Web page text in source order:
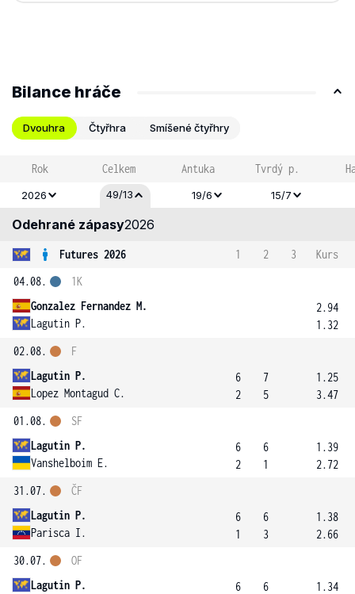
Bilance hráče
Dvouhra Čtyřhra Smíšené čtyřhry
Rok Celkem Antuka Tvrdý p.
2026 49/13 19/6 15/7
Odehrané zápasy2026
Futures 2026 1 2 3
Kurs
04.08.
Gonzalez Fernandez M.
Lagutin P.
1K
2.94
1.32
02.08.
Lagutin P.
Lopez Montagud C.
F
6
2
7
5
1.25
3.47
01.08.
Lagutin P.
Vanshelboim E.
SF
6
2
6
1
1.39
2.72
31.07.
Lagutin P.
Parisca I.
ČF
6
1
6
3
1.38
2.66
30.07.
Lagutin P.
OF
6
6
1.34